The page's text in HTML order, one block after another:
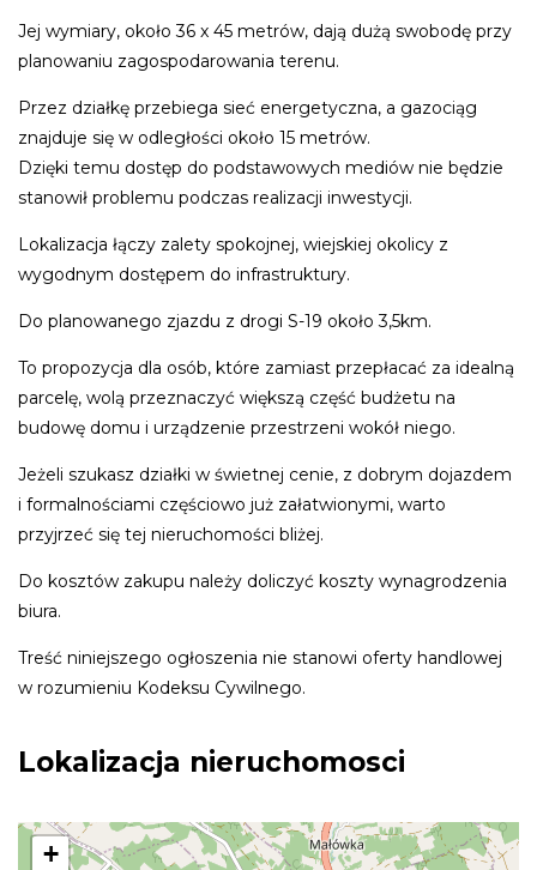
Jej wymiary, około 36 x 45 metrów, dają dużą swobodę przy
planowaniu zagospodarowania terenu.
Przez działkę przebiega sieć energetyczna, a gazociąg
znajduje się w odległości około 15 metrów.
Dzięki temu dostęp do podstawowych mediów nie będzie
stanowił problemu podczas realizacji inwestycji.
Lokalizacja łączy zalety spokojnej, wiejskiej okolicy z
wygodnym dostępem do infrastruktury.
Do planowanego zjazdu z drogi S-19 około 3,5km.
To propozycja dla osób, które zamiast przepłacać za idealną
parcelę, wolą przeznaczyć większą część budżetu na
budowę domu i urządzenie przestrzeni wokół niego.
Jeżeli szukasz działki w świetnej cenie, z dobrym dojazdem
i formalnościami częściowo już załatwionymi, warto
przyjrzeć się tej nieruchomości bliżej.
Do kosztów zakupu należy doliczyć koszty wynagrodzenia
biura.
Treść niniejszego ogłoszenia nie stanowi oferty handlowej
w rozumieniu Kodeksu Cywilnego.
Lokalizacja nieruchomosci
+